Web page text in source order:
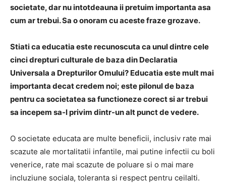
societate, dar nu intotdeauna ii pretuim importanta asa
cum ar trebui. Sa o onoram cu aceste fraze grozave.
Stiati ca educatia este recunoscuta ca unul dintre cele
cinci drepturi culturale de baza din Declaratia
Universala a Drepturilor Omului? Educatia este mult mai
importanta decat credem noi; este pilonul de baza
pentru ca societatea sa functioneze corect si ar trebui
sa incepem sa-l privim dintr-un alt punct de vedere.
O societate educata are multe beneficii, inclusiv rate mai
scazute ale mortalitatii infantile, mai putine infectii cu boli
venerice, rate mai scazute de poluare si o mai mare
incluziune sociala, toleranta si respect pentru ceilalti.